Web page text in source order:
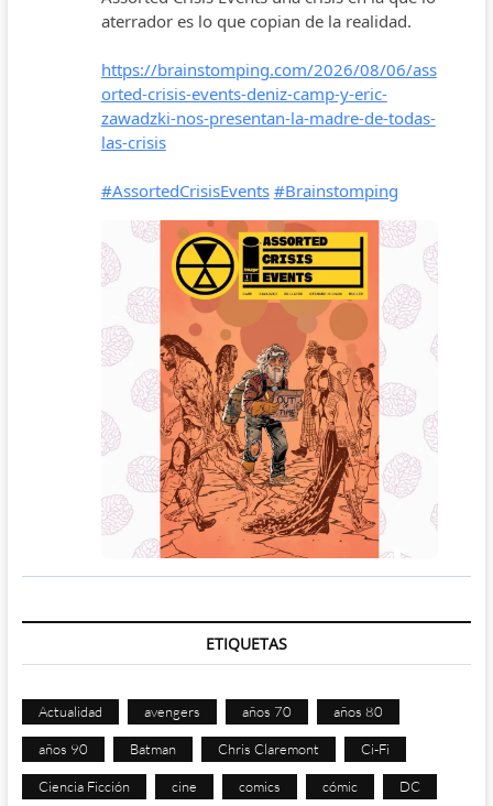
ETIQUETAS
Actualidad avengers años 70 años 80
años 90 Batman Chris Claremont Ci-Fi
Ciencia Ficción cine comics cómic DC